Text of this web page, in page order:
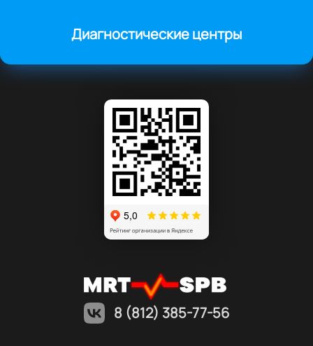
Диагностические центры
8 (812) 385-77-56